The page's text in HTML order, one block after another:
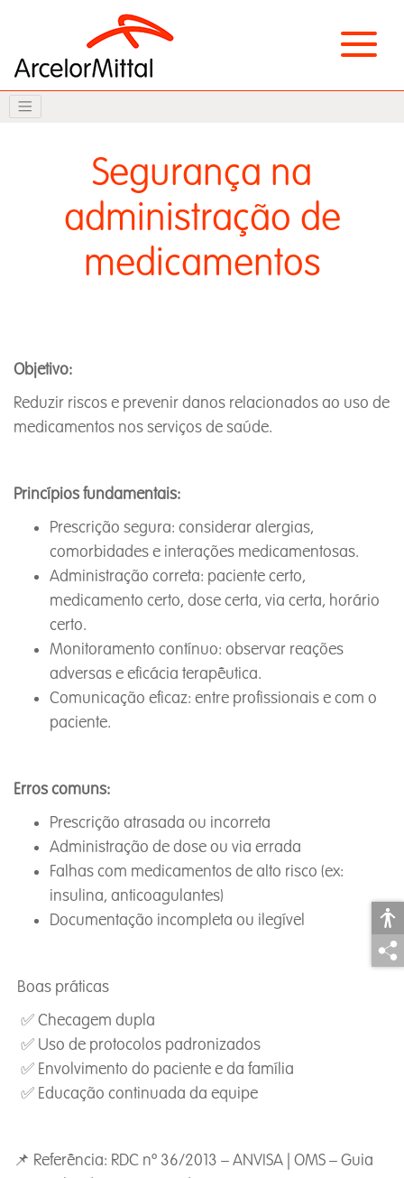
Segurança na
administração de
medicamentos
Objetivo:
Reduzir riscos e prevenir danos relacionados ao uso de
medicamentos nos serviços de saúde.
Princípios fundamentais:
Prescrição segura: considerar alergias,
comorbidades e interações medicamentosas.
Administração correta: paciente certo,
medicamento certo, dose certa, via certa, horário
certo.
Monitoramento contínuo: observar reações
adversas e eficácia terapêutica.
Comunicação eficaz: entre profissionais e com o
paciente.
Erros comuns:
Prescrição atrasada ou incorreta
Administração de dose ou via errada
Falhas com medicamentos de alto risco (ex:
insulina, anticoagulantes)
Documentação incompleta ou ilegível
Boas práticas
✅ Checagem dupla
✅ Uso de protocolos padronizados
✅ Envolvimento do paciente e da família
✅ Educação continuada da equipe
📌 Referência: RDC nº 36/2013 – ANVISA | OMS – Guia